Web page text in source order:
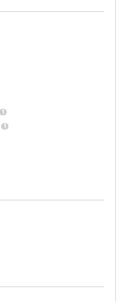
1
1